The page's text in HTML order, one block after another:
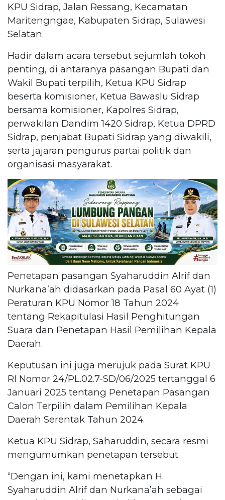
KPU Sidrap, Jalan Ressang, Kecamatan
Maritengngae, Kabupaten Sidrap, Sulawesi
Selatan.
Hadir dalam acara tersebut sejumlah tokoh
penting, di antaranya pasangan Bupati dan
Wakil Bupati terpilih, Ketua KPU Sidrap
beserta komisioner, Ketua Bawaslu Sidrap
bersama komisioner, Kapolres Sidrap,
perwakilan Dandim 1420 Sidrap, Ketua DPRD
Sidrap, penjabat Bupati Sidrap yang diwakili,
serta jajaran pengurus partai politik dan
organisasi masyarakat.
Penetapan pasangan Syaharuddin Alrif dan
Nurkana’ah didasarkan pada Pasal 60 Ayat (1)
Peraturan KPU Nomor 18 Tahun 2024
tentang Rekapitulasi Hasil Penghitungan
Suara dan Penetapan Hasil Pemilihan Kepala
Daerah.
Keputusan ini juga merujuk pada Surat KPU
RI Nomor 24/PL.02.7-SD/06/2025 tertanggal 6
Januari 2025 tentang Penetapan Pasangan
Calon Terpilih dalam Pemilihan Kepala
Daerah Serentak Tahun 2024.
Ketua KPU Sidrap, Saharuddin, secara resmi
mengumumkan penetapan tersebut.
“Dengan ini, kami menetapkan H.
Syaharuddin Alrif dan Nurkana’ah sebagai